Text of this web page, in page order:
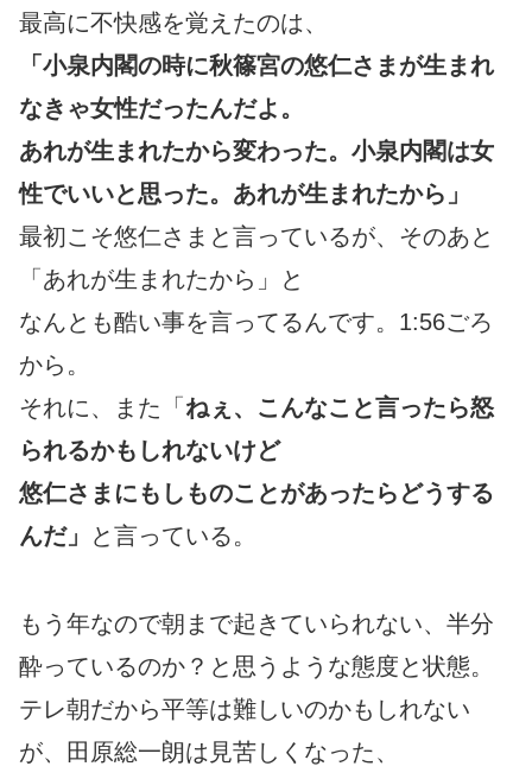
最高に不快感を覚えたのは、
「小泉内閣の時に秋篠宮の悠仁さまが生まれ
なきゃ女性だったんだよ。
あれが生まれたから変わった。小泉内閣は女
性でいいと思った。あれが生まれたから」
最初こそ悠仁さまと言っているが、そのあと
「あれが生まれたから」と
なんとも酷い事を言ってるんです。1:56ごろ
から。
それに、また「 ねぇ、こんなこと言ったら怒
られるかもしれないけど
悠仁さまにもしものことがあったらどうする
んだ」
と言っている。
もう年なので朝まで起きていられない、半分
酔っているのか？と思うような態度と状態。
テレ朝だから平等は難しいのかもしれない
が、田原総一朗は見苦しくなった、